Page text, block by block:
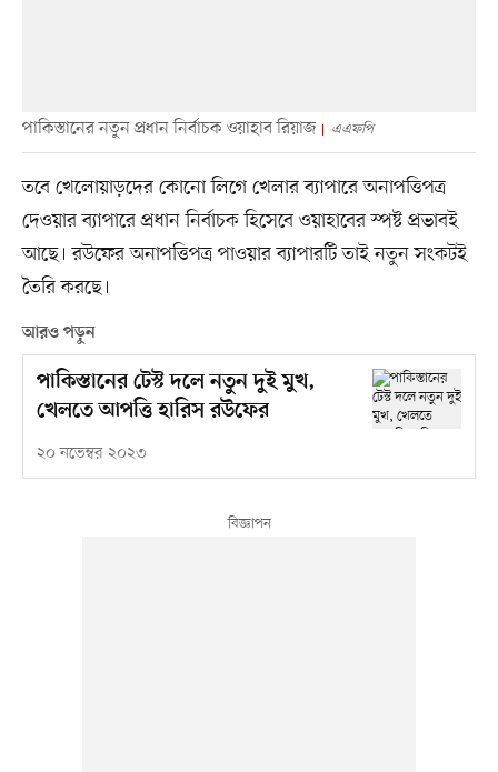
পাকিস্তানের নতুন প্রধান নির্বাচক ওয়াহাব রিয়াজ এএফপি
তবে খেলোয়াড়দের কোনো লিগে খেলার ব্যাপারে অনাপত্তিপত্র
দেওয়ার ব্যাপারে প্রধান নির্বাচক হিসেবে ওয়াহাবের স্পষ্ট প্রভাবই
আছে। রউফের অনাপত্তিপত্র পাওয়ার ব্যাপারটি তাই নতুন সংকটই
তৈরি করছে।
আরও পড়ুন
পাকিস্তানের টেস্ট দলে নতুন দুই মুখ,
খেলতে আপত্তি হারিস রউফের
২০ নভেম্বর ২০২৩